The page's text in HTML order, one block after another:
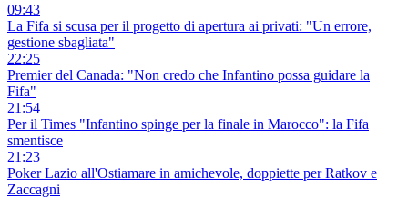
09:43
La Fifa si scusa per il progetto di apertura ai privati: "Un errore,
gestione sbagliata"
22:25
Premier del Canada: "Non credo che Infantino possa guidare la
Fifa"
21:54
Per il Times "Infantino spinge per la finale in Marocco": la Fifa
smentisce
21:23
Poker Lazio all'Ostiamare in amichevole, doppiette per Ratkov e
Zaccagni